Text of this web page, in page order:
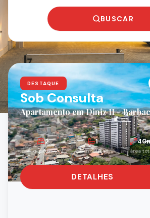
BUSCAR
OPORTUNIDADES
Lançamentos
DESTAQUE
Sob Consulta
Apartamento em Diniz II -
2
quartos
1
banheiros
40
área
DETALHES